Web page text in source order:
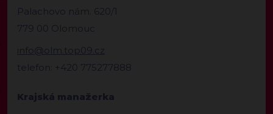
Palachovo nám. 620/1
779 00 Olomouc
info@olm.top09.cz
telefon: +420 775277888
Krajská manažerka